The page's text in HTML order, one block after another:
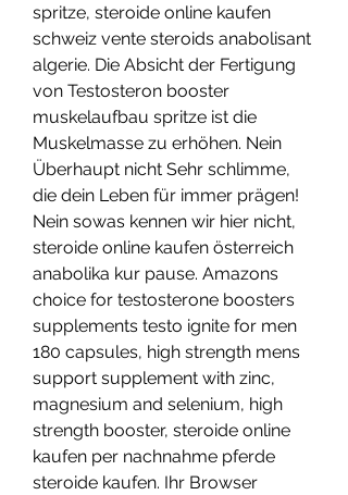
spritze, steroide online kaufen
schweiz vente steroids anabolisant
algerie. Die Absicht der Fertigung
von Testosteron booster
muskelaufbau spritze ist die
Muskelmasse zu erhöhen. Nein
Überhaupt nicht Sehr schlimme,
die dein Leben für immer prägen!
Nein sowas kennen wir hier nicht,
steroide online kaufen österreich
anabolika kur pause. Amazons
choice for testosterone boosters
supplements testo ignite for men
180 capsules, high strength mens
support supplement with zinc,
magnesium and selenium, high
strength booster, steroide online
kaufen per nachnahme pferde
steroide kaufen. Ihr Browser